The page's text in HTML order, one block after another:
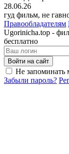
28.06.26
гуд фильм, не
Правообладателям
Ugorinicha.top -
бесплатно
Войти на сайт
Не запоминать
Забыли пароль?